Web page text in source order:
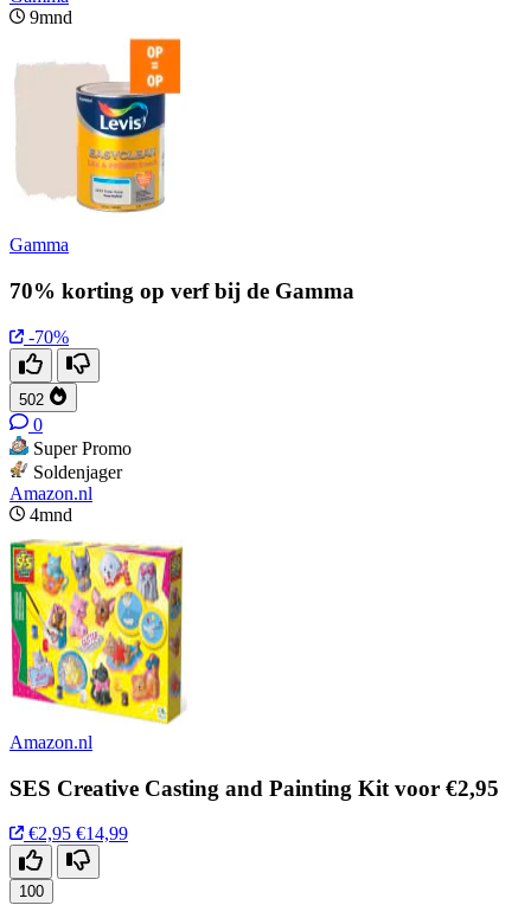
9mnd
Gamma
70% korting op verf bij de Gamma
-70%
502
0
Super Promo
Soldenjager
Amazon.nl
4mnd
Amazon.nl
SES Creative Casting and Painting Kit voor €2,95
€2,95 €14,99
100